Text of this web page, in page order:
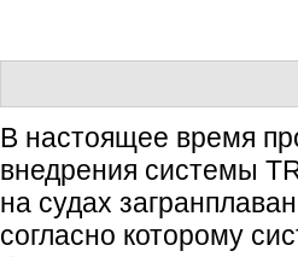
В настоящее время
внедрения системы
на судах
согласно которому